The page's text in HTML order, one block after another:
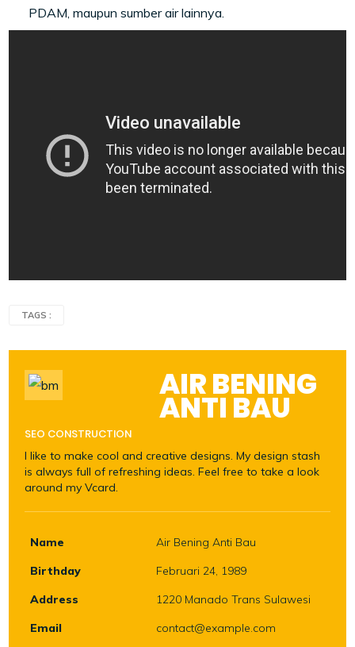
PDAM, maupun sumber air lainnya.
TAGS :
AIR BENING
ANTI BAU
SEO CONSTRUCTION
I like to make cool and creative designs. My design stash
is always full of refreshing ideas. Feel free to take a look
around my Vcard.
Name
Air Bening Anti Bau
Birthday
Februari 24, 1989
Address
1220 Manado Trans Sulawesi
Email
contact@example.com